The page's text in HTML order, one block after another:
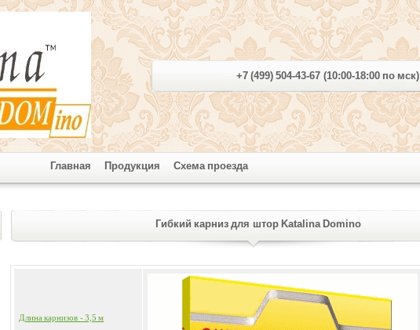
+7 (499) 504-43-67 (10:00-18:00 по мск)
Главная Продукция Схема проезда
Гибкий карниз для штор Katalina Domino
Длина карнизов - 3,5 м